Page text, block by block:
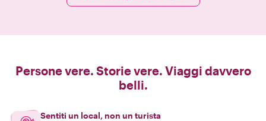
Persone vere. Storie vere. Viaggi davvero
belli.
Sentiti un local, non un turista